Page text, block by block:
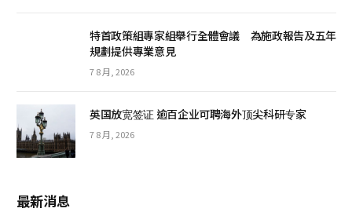
特首政策組專家組舉行全體會議 為施政報告及五年
規劃提供專業意見
7 8 月, 2026
英国放宽签证 逾百企业可聘海外顶尖科研专家
7 8 月, 2026
最新消息